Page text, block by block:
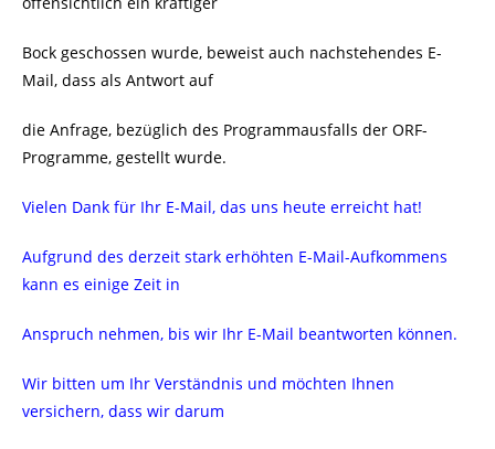
Bock geschossen wurde, beweist auch nachstehendes E-
Mail, dass als Antwort auf
die Anfrage, bezüglich des Programmausfalls der ORF-
Programme, gestellt wurde.
Vielen Dank für Ihr E-Mail, das uns heute erreicht hat!
Aufgrund des derzeit stark erhöhten E-Mail-Aufkommens
kann es einige Zeit in
Anspruch nehmen, bis wir Ihr E-Mail beantworten können.
Wir bitten um Ihr Verständnis und möchten Ihnen
versichern, dass wir darum